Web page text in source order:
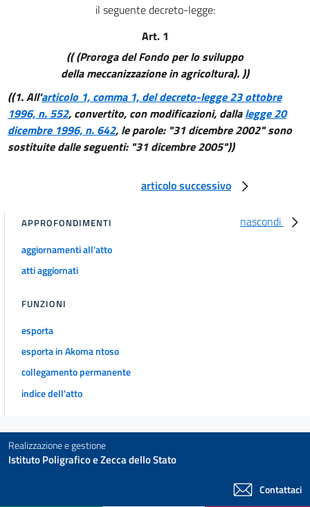
il seguente decreto-legge:
Art. 1
(( (Proroga del Fondo per lo sviluppo
della meccanizzazione in agricoltura). ))
((1. All'articolo 1, comma 1, del decreto-legge 23 ottobre
1996, n. 552, convertito, con modificazioni, dallalegge 20
dicembre 1996, n. 642, le parole: "31 dicembre 2002" sono
sostituite dalle seguenti: "31 dicembre 2005"))
articolo successivo
nascondi
APPROFONDIMENTI
aggiornamenti all'atto
atti aggiornati
FUNZIONI
esporta
esporta in Akoma ntoso
collegamento permanente
indice dell'atto
Realizzazione e gestione
Istituto Poligrafico e Zecca dello Stato
Contattaci